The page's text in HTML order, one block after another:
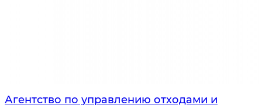
Агентство по управлению отходами и